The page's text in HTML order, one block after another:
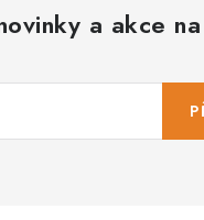
a akce